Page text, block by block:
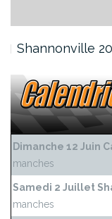
Shannonville
Dimanche 12 Juin
manches
Samedi 2 Juillet
manches